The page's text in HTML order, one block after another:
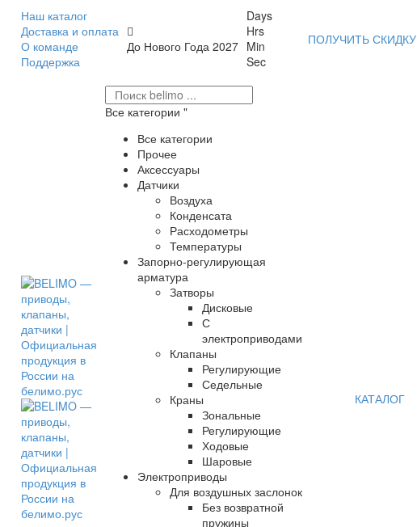
Наш каталог
Доставка и оплата
О команде
Поддержка
До Нового Года 2027
Days
Hrs
Min
Sec
ПОЛУЧИТЬ СКИДКУ
Все категории
Все категории
Прочее
Аксессуары
Датчики
Воздуха
Конденсата
Расходометры
Температуры
Запорно-регулирующая
арматура
Затворы
Дисковые
С
электроприводами
Клапаны
Регулирующие
Седельные
Краны
Зональные
Регулирующие
Ходовые
Шаровые
Электроприводы
Для воздушных заслонок
Без возвратной
пружины
КАТАЛОГ